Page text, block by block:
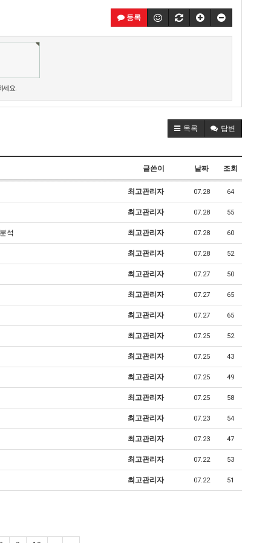
등록
세요.
목록 답변
글쓴이 날짜 조회
최고관리자 07.28 64
최고관리자 07.28 55
석 최고관리자 07.28 60
최고관리자 07.28 52
최고관리자 07.27 50
최고관리자 07.27 65
최고관리자 07.27 65
최고관리자 07.25 52
최고관리자 07.25 43
최고관리자 07.25 49
최고관리자 07.25 58
최고관리자 07.23 54
최고관리자 07.23 47
최고관리자 07.22 53
최고관리자 07.22 51